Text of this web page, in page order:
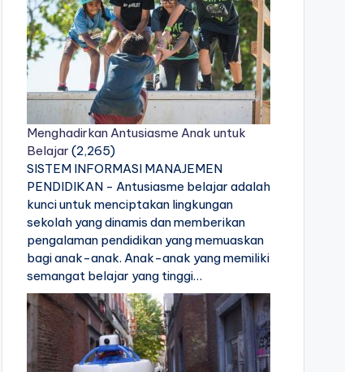
Menghadirkan Antusiasme Anak untuk
Belajar (2,265)
SISTEM INFORMASI MANAJEMEN
PENDIDIKAN - Antusiasme belajar adalah
kunci untuk menciptakan lingkungan
sekolah yang dinamis dan memberikan
pengalaman pendidikan yang memuaskan
bagi anak-anak. Anak-anak yang memiliki
semangat belajar yang tinggi…